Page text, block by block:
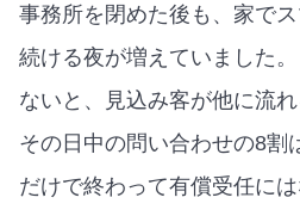
事務所を閉めた後も、家で
続ける夜が増えていました
ないと、見込み客が他に流
その日中の問い合わせの8割
だけで終わって有償受任に